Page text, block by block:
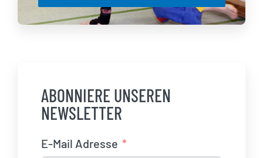
ABONNIERE UNSEREN
NEWSLETTER
E-Mail Adresse